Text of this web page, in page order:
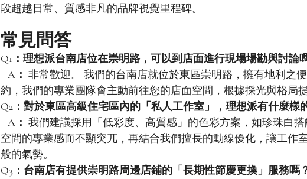
段超越日常、質感非凡的品牌視覺里程碑。
常見問答
Q1：理想派台南店位在崇明路，可以到店面進行現場場勘與討論
   A：
非常歡迎。 我們的台南店就位於東區崇明路，擁有地利之
約，我們的專業團隊會主動前往您的店面空間，根據採光與格局
Q2：對於東區高級住宅區內的「私人工作室」，理想派有什麼樣
   A：
我們建議採用「低彩度、高質感」的色彩方案，如珍珠白
空間的專業感而不顯突兀，再結合我們擅長的動線優化，讓工作
般的氣勢。
Q3：台南店有提供崇明路周邊店鋪的「長期性節慶更換」服務嗎